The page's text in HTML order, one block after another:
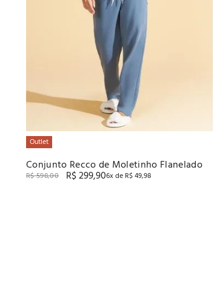
Outlet
Conjunto Recco de Moletinho Flanelado
R$598,00 R$299,906x de R$49,98